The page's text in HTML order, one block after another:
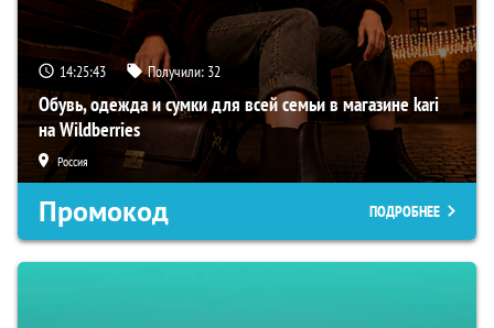
14:25:42 Получили: 32
Обувь, одежда и сумки для всей семьи в магазине kari
на Wildberries
Россия
Промокод ПОДРОБНЕЕ